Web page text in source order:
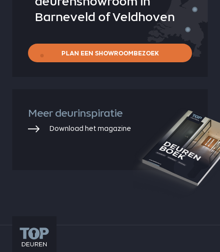
Meer deurinspiratie
Download het magazine
Barneveld of Veldhoven
PLAN EEN SHOWROOMBEZOEK